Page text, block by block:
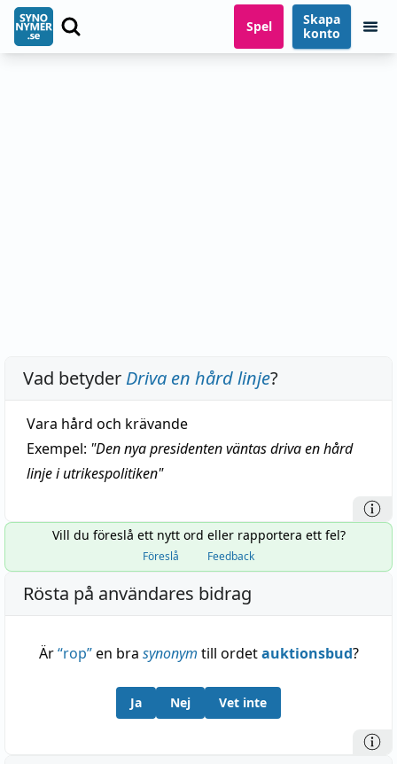
Spel
Skapa
konto
Vad betyder Driva en hård linje?
Vara hård och krävande
Exempel: "Den nya presidenten väntas driva en hård
linje i utrikespolitiken"
Vill du föreslå ett nytt ord eller rapportera ett fel?
Föreslå Feedback
Rösta på användares bidrag
Är“rop”en bra synonym till ordetauktionsbud?
Ja Nej Vet inte